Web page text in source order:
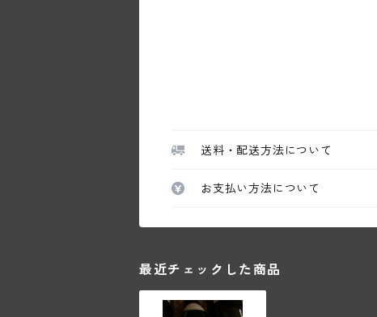
送料・配送方法について
お支払い方法について
最近チェックした商品